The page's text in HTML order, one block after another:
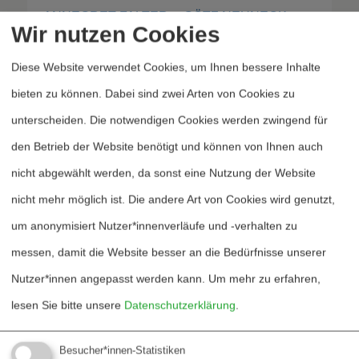
ANNEGRET FALTER&GÖTZ NEUNECK
Whistleblowing –
Verantwortung übernehmen!
Der Fall des MIT-Professors Theodore A. Postol
CHRISTIANE LAMMERS& JÜRGEN NIETH
Quo vadis DSF?
Zu den Schwierigkeiten der
Forschungsförderung in Sachen Frieden /
Interview mit Christiane Lammers
Wir nutzen Cookies
Diese Website verwendet Cookies, um Ihnen bessere Inhalte
bieten zu können. Dabei sind zwei Arten von Cookies zu
unterscheiden. Die notwendigen Cookies werden zwingend für
den Betrieb der Website benötigt und können von Ihnen auch
nicht abgewählt werden, da sonst eine Nutzung der Website
nicht mehr möglich ist. Die andere Art von Cookies wird genutzt,
um anonymisiert Nutzer*innenverläufe und -verhalten zu
messen, damit die Website besser an die Bedürfnisse unserer
Nutzer*innen angepasst werden kann. Um mehr zu erfahren,
lesen Sie bitte unsere Datenschutzerklärung.
Besucher*innen-Statistiken